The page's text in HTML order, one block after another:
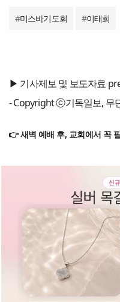
#미스바기도회 #이태희
▶ 기사제보 및 보도자료
- Copyright ⓒ기독일보, 무
👉 새벽 예배 후, 교회에서 꼭